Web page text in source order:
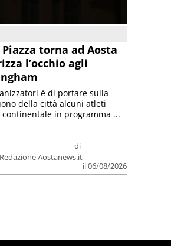
torna ad Aosta
l’occhio agli
di
Redazione Aostanews.it
il 06/08/2026
è di portare sulla
della città alcuni atleti
in programma ...